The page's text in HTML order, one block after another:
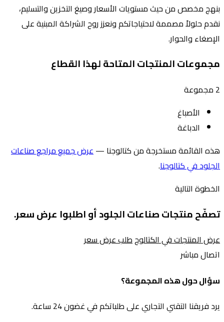
بنهج مخصص من حيث مستويات الأسعار وصيغ التخزين والتسليم،
نقدم حلولاً مصممة لاحتياجاتكم ونعزز روح الشراكة المبنية على
الإصغاء والحوار.
مجموعات المنتجات المتاحة لهذا القطاع
الأصباغ
الدباغة
هذه القائمة مستخرجة من كتالوجنا —عرض جميع مراجع صناعات
الجلود في كتالوجنا.
الخطوة التالية
تصفّح منتجات صناعات الجلود أو اطلبوا عرض سعر.
عرض المنتجات في الكتالوجطلب عرض سعر
اتصال مباشر
سؤال حول هذه المجموعة؟
يرد فريقنا التقني التجاري على طلباتكم في غضون 24 ساعة.